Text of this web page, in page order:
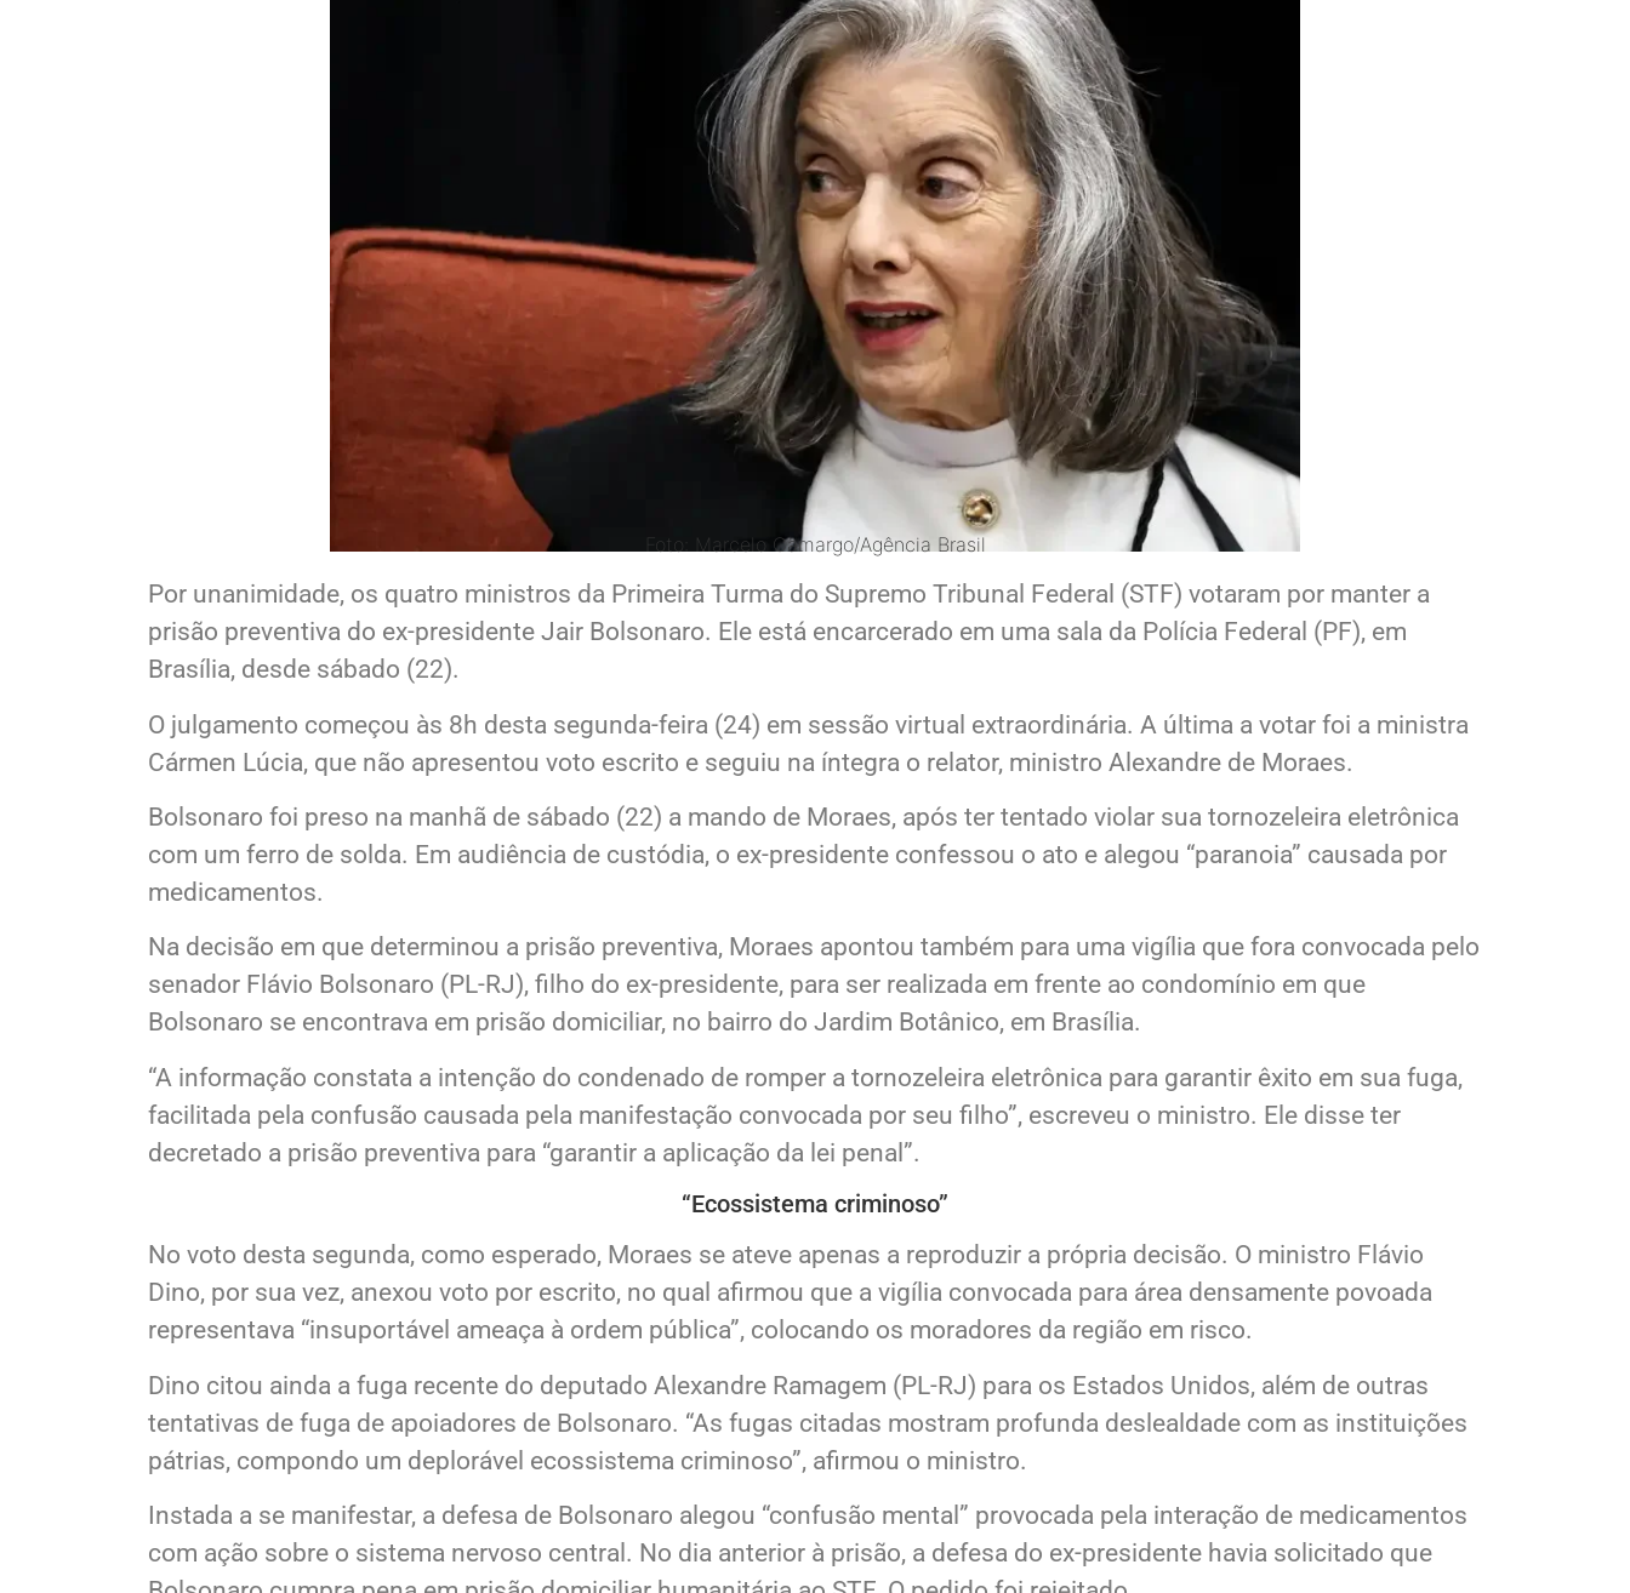
Foto: Marcelo Camargo/Agência Brasil
Por unanimidade, os quatro ministros da Primeira Turma do Supremo Tribunal Federal (STF) votaram por manter a
prisão preventiva do ex-presidente Jair Bolsonaro. Ele está encarcerado em uma sala da Polícia Federal (PF), em
Brasília, desde sábado (22).
O julgamento começou às 8h desta segunda-feira (24) em sessão virtual extraordinária. A última a votar foi a ministra
Cármen Lúcia, que não apresentou voto escrito e seguiu na íntegra o relator, ministro Alexandre de Moraes.
Bolsonaro foi preso na manhã de sábado (22) a mando de Moraes, após ter tentado violar sua tornozeleira eletrônica
medicamentos.
Na decisão em que determinou a prisão preventiva, Moraes apontou também para uma vigília que fora convocada pelo
senador Flávio Bolsonaro (PL-RJ), filho do ex-presidente, para ser realizada em frente ao condomínio em que
Bolsonaro se encontrava em prisão domiciliar, no bairro do Jardim Botânico, em Brasília.
“A informação constata a intenção do condenado de romper a tornozeleira eletrônica para garantir êxito em sua fuga,
facilitada pela confusão causada pela manifestação convocada por seu filho”, escreveu o ministro. Ele disse ter
decretado a prisão preventiva para “garantir a aplicação da lei penal”.
“Ecossistema criminoso”
No voto desta segunda, como esperado, Moraes se ateve apenas a reproduzir a própria decisão. O ministro Flávio
Dino, por sua vez, anexou voto por escrito, no qual afirmou que a vigília convocada para área densamente povoada
representava “insuportável ameaça à ordem pública”, colocando os moradores da região em risco.
Dino citou ainda a fuga recente do deputado Alexandre Ramagem (PL-RJ) para os Estados Unidos, além de outras
tentativas de fuga de apoiadores de Bolsonaro. “As fugas citadas mostram profunda deslealdade com as instituições
pátrias, compondo um deplorável ecossistema criminoso”, afirmou o ministro.
Instada a se manifestar, a defesa de Bolsonaro alegou “confusão mental” provocada pela interação de medicamentos